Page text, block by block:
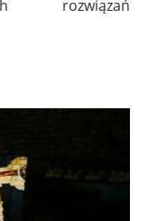
rozwiązań